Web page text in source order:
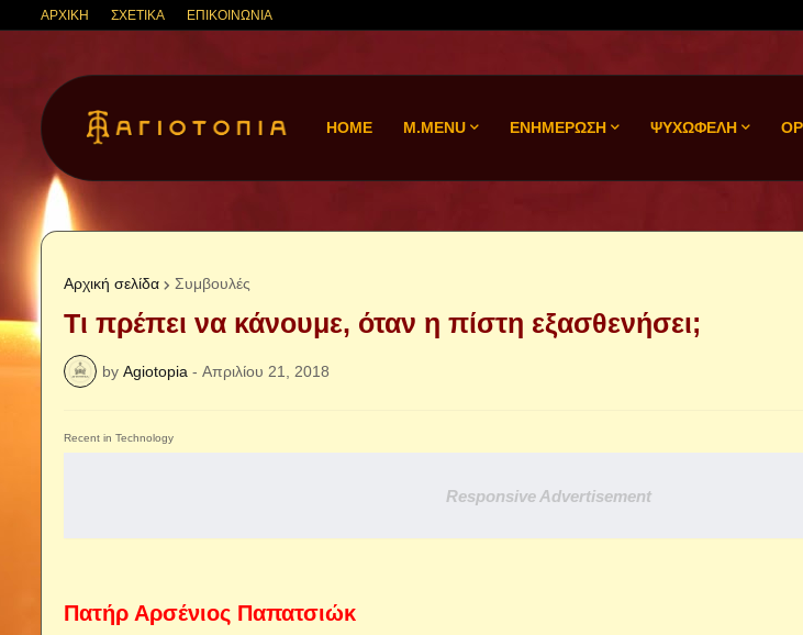
ΑΡΧΙΚΗ ΣΧΕΤΙΚΑ ΕΠΙΚΟΙΝΩΝΙΑ
HOME M.MENU ΕΝΗΜΕΡΩΣΗ ΨΥΧΩΦΕΛΗ
Αρχική σελίδα Συμβουλές
Τι πρέπει να κάνουμε, όταν η πίστη εξασθενήσει;
by Agiotopia - Απριλίου 21, 2018
Recent in Technology
Responsive Advertisement
Πατήρ Αρσένιος Παπατσιώκ